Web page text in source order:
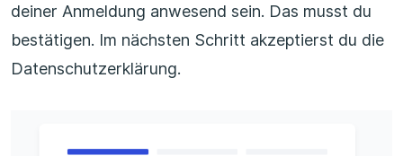
deiner Anmeldung anwesend sein. Das musst du
bestätigen. Im nächsten Schritt akzeptierst du die
Datenschutzerklärung.